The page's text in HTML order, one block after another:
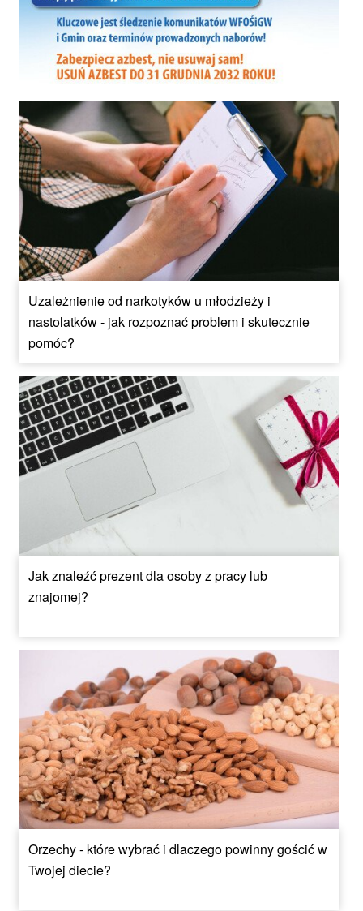
Uzależnienie od narkotyków u młodzieży i
nastolatków - jak rozpoznać problem i skutecznie
pomóc?
Jak znaleźć prezent dla osoby z pracy lub
znajomej?
Orzechy - które wybrać i dlaczego powinny gościć w
Twojej diecie?